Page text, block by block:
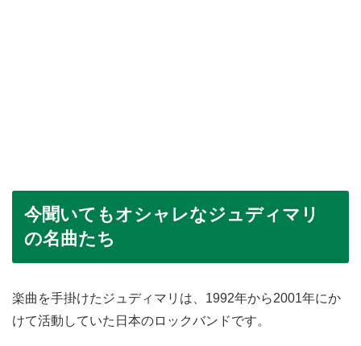
今聞いてもオシャレなジュディマリ
の名曲たち
楽曲を手掛けたジュディマリは、1992年から2001年にか
けて活動していた日本のロックバンドです。